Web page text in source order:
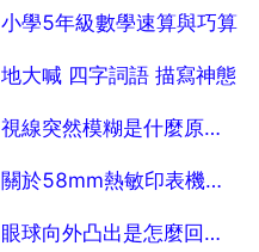
2025-07-25
小學5年級數學速算與巧算
2025-07-25
地大喊 四字詞語 描寫神態
2025-07-25 視線突然模糊是什麼原因，眼睛突然模糊是怎麼回事？
2025-07-25 關於58mm熱敏印表機問題
2025-07-25 眼球向外凸出是怎麼回事，眼球向外突是怎麼回事